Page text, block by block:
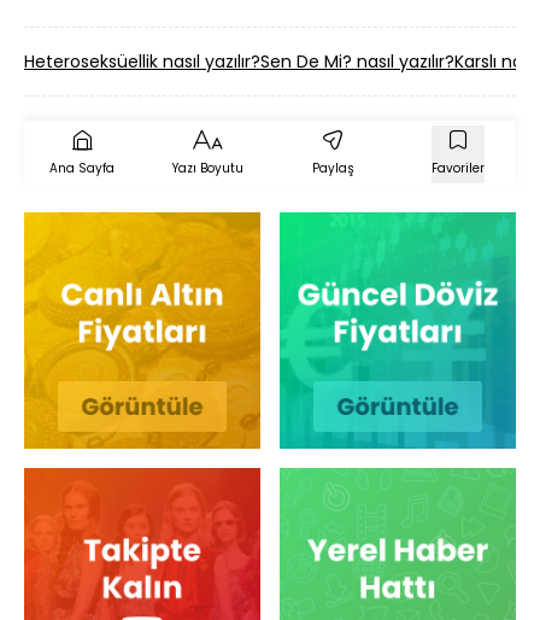
Heteroseksüellik nasıl yazılır?Sen De Mi? nasıl yazılır?Karslı
Ana Sayfa Yazı Boyutu Paylaş Favoriler